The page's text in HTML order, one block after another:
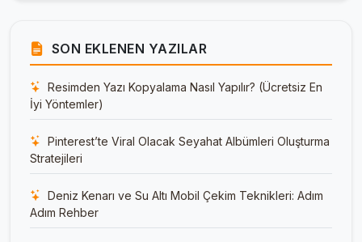
SON EKLENEN YAZILAR
Resimden Yazı Kopyalama Nasıl Yapılır? (Ücretsiz En
İyi Yöntemler)
Pinterest’te Viral Olacak Seyahat Albümleri Oluşturma
Stratejileri
Deniz Kenarı ve Su Altı Mobil Çekim Teknikleri: Adım
Adım Rehber